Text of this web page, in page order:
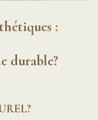
:
durable?